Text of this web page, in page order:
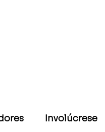
Involúcrese